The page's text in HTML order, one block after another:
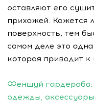
оставляют его
прихожей. Кажется
поверхность, тем
самом деле это
которая приводит к
Феншуй
одежды,